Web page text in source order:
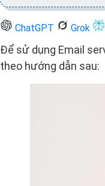
ChatGPT Grok
Để sử dụng Email
theo hướng dẫn sau: